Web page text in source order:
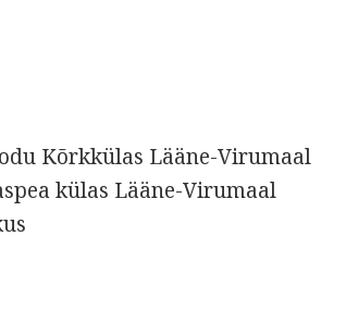
Kõrkkülas Lääne-Virumaal
külas Lääne-Virumaal